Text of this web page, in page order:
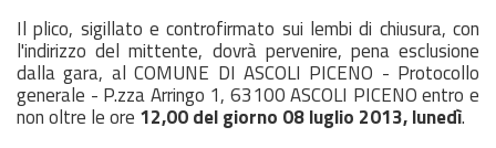
Il plico, sigillato e controfirmato sui lembi di chiusura, con
l'indirizzo del mittente, dovrà pervenire, pena esclusione
dalla gara, al COMUNE DI ASCOLI PICENO - Protocollo
generale - P.zza Arringo 1, 63100 ASCOLI PICENO entro e
non oltre le ore 12,00 del giorno 08 luglio 2013, lunedì.